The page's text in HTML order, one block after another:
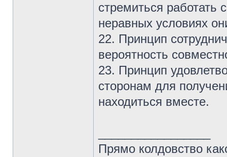
стремиться работать
неравных условиях
22. Принцип
вероятность
23. Принцип
сторонам для
находиться вместе.
Прямо колдовство